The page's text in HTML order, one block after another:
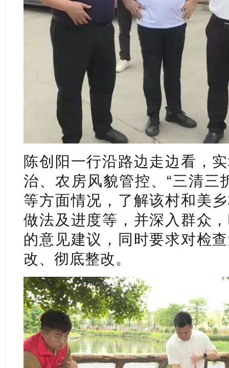
陈创阳一行沿路边走边看，
治、农房风貌管控、“三清三
等方面情况，了解该村和美
做法及进度等，并深入群众
的意见建议，同时要求对检
改、彻底整改。